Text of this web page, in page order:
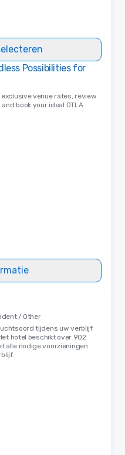
Possibilities for
venue rates, review
book your ideal DTLA
/ Other
tijdens uw verblijf
hotel beschikt over 902
alle nodige voorzieningen